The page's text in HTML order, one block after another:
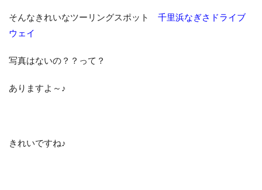
そんなきれいなツーリングスポット 千里浜なぎさドライブ
ウェイ
写真はないの？？って？
ありますよ～♪
きれいですね♪